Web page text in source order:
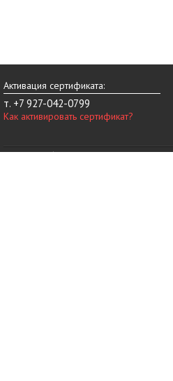
Активация сертификата:
т. +7 927-042-0799
Как активировать сертификат?
© 2014-2026 vip-vnovinky.ru – магазин